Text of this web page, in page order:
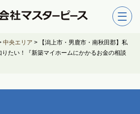
中央エリア >
【潟上市・男鹿市・南秋田郡】私
たい！『新築マイホームにかかるお金の相談